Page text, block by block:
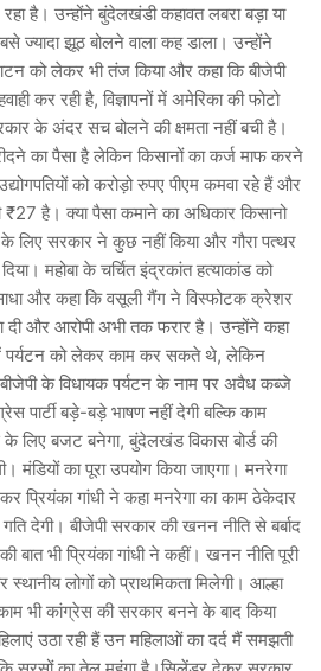
है। उन्होंने बुंदेलखंडी कहावत लबरा बड़ा या
ज्यादा झूठ बोलने वाला कह डाला। उन्होंने
को लेकर भी तंज किया और कहा कि बीजेपी
कर रही है, विज्ञापनों में अमेरिका की फोटो
के अंदर सच बोलने की क्षमता नहीं बची है।
का पैसा है लेकिन किसानों का कर्ज माफ करने
को करोड़ो रुपए पीएम कमवा रहे हैं और
है। क्या पैसा कमाने का अधिकार किसानो
लिए सरकार ने कुछ नहीं किया और गौरा पत्थर
महोबा के चर्चित इंद्रकांत हत्याकांड को
और कहा कि वसूली गैंग ने विस्फोटक क्रेशर
दी और आरोपी अभी तक फरार है। उन्होंने कहा
पर्यटन को लेकर काम कर सकते थे, लेकिन
बीजेपी के विधायक पर्यटन के नाम पर अवैध कब्जे
बड़े-बड़े भाषण नहीं देगी बल्कि काम
लिए बजट बनेगा, बुंदेलखंड विकास बोर्ड की
मंडियों का पूरा उपयोग किया जाएगा। मनरेगा
प्रियंका गांधी ने कहा मनरेगा का काम ठेकेदार
देगी। बीजेपी सरकार की खनन नीति से बर्बाद
बात भी प्रियंका गांधी ने कहीं। खनन नीति पूरी
लोगों को प्राथमिकता मिलेगी। आल्हा
भी कांग्रेस की सरकार बनने के बाद किया
उठा रही हैं उन महिलाओं का दर्द मैं समझती